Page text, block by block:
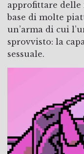
approfittare delle
base di molte
un’arma di cui
sprovvisto: la
sessuale.